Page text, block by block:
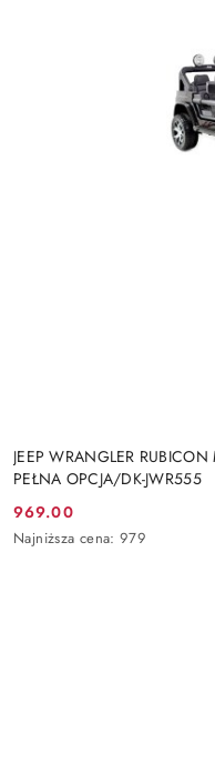
JEEP WRANGLER
PEŁNA OPCJA/DK-JWR555
Cena
promocyjna:
969.00
Najniższa
Najniższa cena: 979